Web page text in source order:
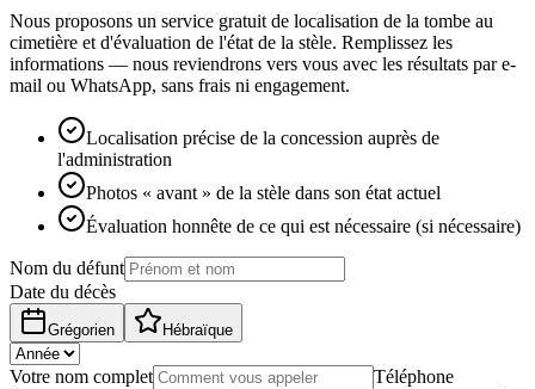
Nous proposons un service gratuit de localisation de la tombe au
cimetière et d'évaluation de l'état de la stèle. Remplissez les
informations — nous reviendrons vers vous avec les résultats par e-
mail ou WhatsApp, sans frais ni engagement.
Localisation précise de la concession auprès de
l'administration
Photos « avant » de la stèle dans son état actuel
Évaluation honnête de ce qui est nécessaire (si nécessaire)
Nom du défunt
Date du décès
Grégorien Hébraïque
Votre nom complet
Téléphone